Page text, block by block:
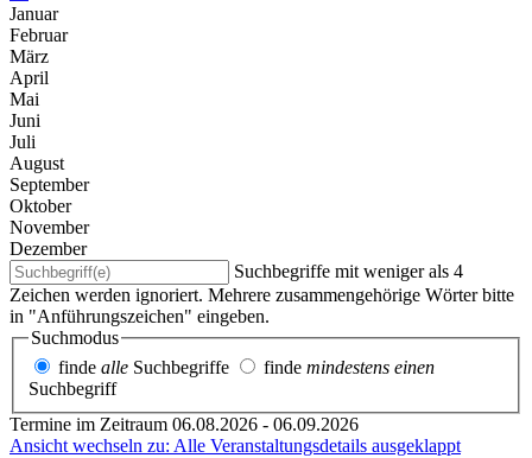
Januar
Februar
März
April
Mai
Juni
Juli
August
September
Oktober
November
Dezember
Suchbegriffe mit weniger als 4
Zeichen werden ignoriert. Mehrere zusammengehörige Wörter bitte
in "Anführungszeichen" eingeben.
Suchmodus
finde alle Suchbegriffe finde mindestens einen
Suchbegriff
Termine im Zeitraum 06.08.2026 - 06.09.2026
Ansicht wechseln zu: Alle Veranstaltungsdetails ausgeklappt